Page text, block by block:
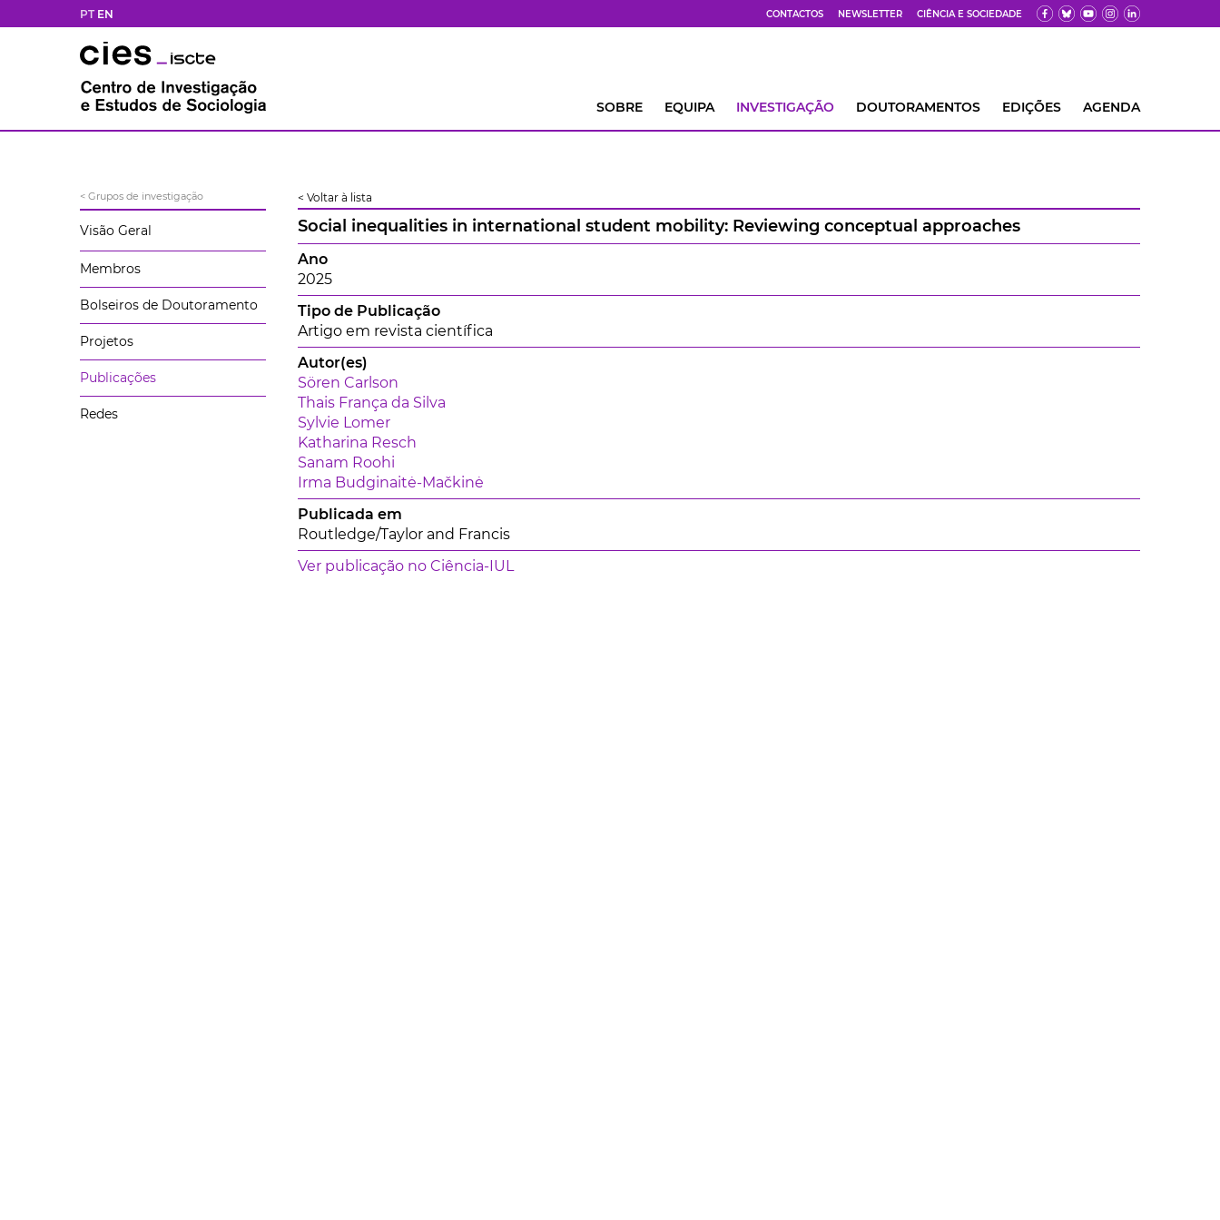
PT EN CONTACTOS NEWSLETTER CIÊNCIA E SOCIEDADE
SOBRE EQUIPA INVESTIGAÇÃO DOUTORAMENTOS EDIÇÕES AGENDA
< Grupos de investigação
Visão Geral
Membros
Bolseiros de Doutoramento
Projetos
Publicações
Redes
< Voltar à lista
Social inequalities in international student mobility: Reviewing conceptual approaches
Ano
2025
Tipo de Publicação
Artigo em revista científica
Autor(es)
Sören Carlson
Thais França da Silva
Sylvie Lomer
Katharina Resch
Sanam Roohi
Irma Budginaitė-Mačkinė
Publicada em
Routledge/Taylor and Francis
Ver publicação no Ciência-IUL